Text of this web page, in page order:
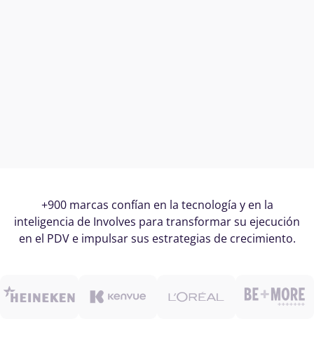
+900 marcas confían en la tecnología y en la
inteligencia de Involves para transformar su ejecución
en el PDV e impulsar sus estrategias de crecimiento.